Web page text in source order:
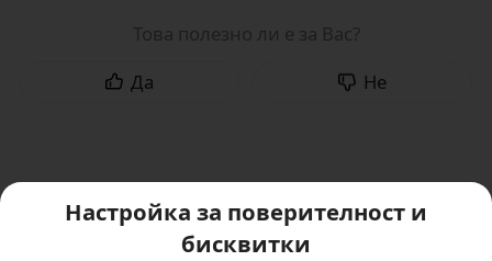
Това полезно ли е за Вас?
Да
Не
Настройка за поверителност и
бисквитки